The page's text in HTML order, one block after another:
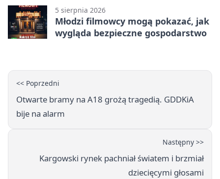
5 sierpnia 2026
Młodzi filmowcy mogą pokazać, jak
wygląda bezpieczne gospodarstwo
<< Poprzedni
Otwarte bramy na A18 grożą tragedią. GDDKiA
bije na alarm
Następny >>
Kargowski rynek pachniał światem i brzmiał
dziecięcymi głosami